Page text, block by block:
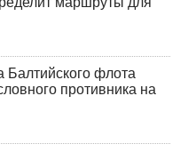
Балтийского флота
противника на